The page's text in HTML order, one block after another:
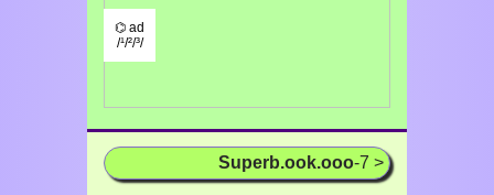
⌬ ad
/¹/²/³/
Superb.ook.ooo-7 >